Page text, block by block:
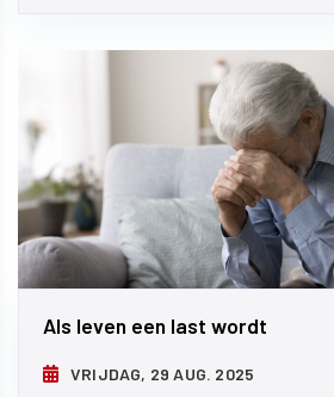
Als leven een last wordt
VRIJDAG, 29 AUG. 2025